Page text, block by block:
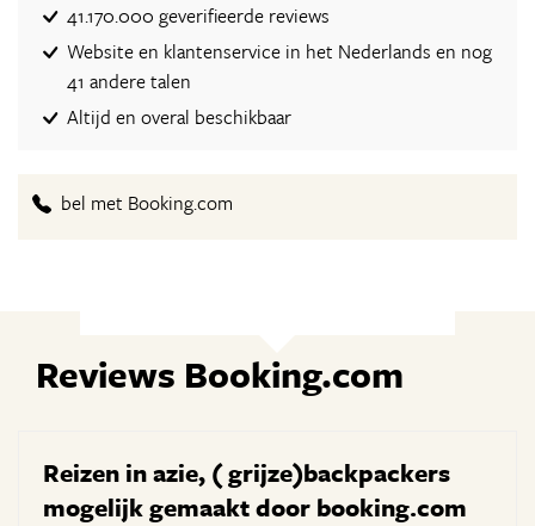
41.170.000 geverifieerde reviews
Website en klantenservice in het Nederlands en nog
41 andere talen
Altijd en overal beschikbaar
bel met Booking.com
Reviews Booking.com
Reizen in azie, ( grijze)backpackers
mogelijk gemaakt door booking.com